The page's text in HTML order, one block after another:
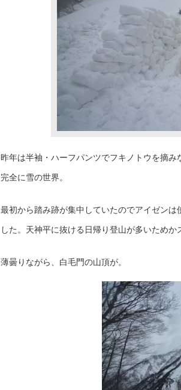
昨年は半袖・ハーフパンツでフキノトウを摘
完全に雪の世界。
最初から踏み跡が集中していたのでアイゼン
した。天神平に抜ける日帰り登山が多いため
薄曇りながら、白毛門の山頂が。